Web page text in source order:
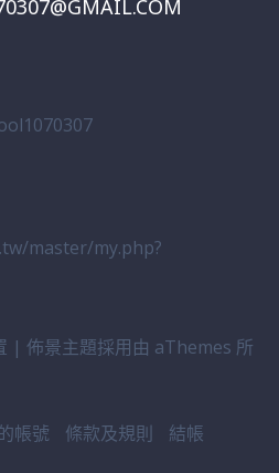
master/my.php?
| 佈景主題採用由 aThemes 所
帳號 條款及規則
結帳